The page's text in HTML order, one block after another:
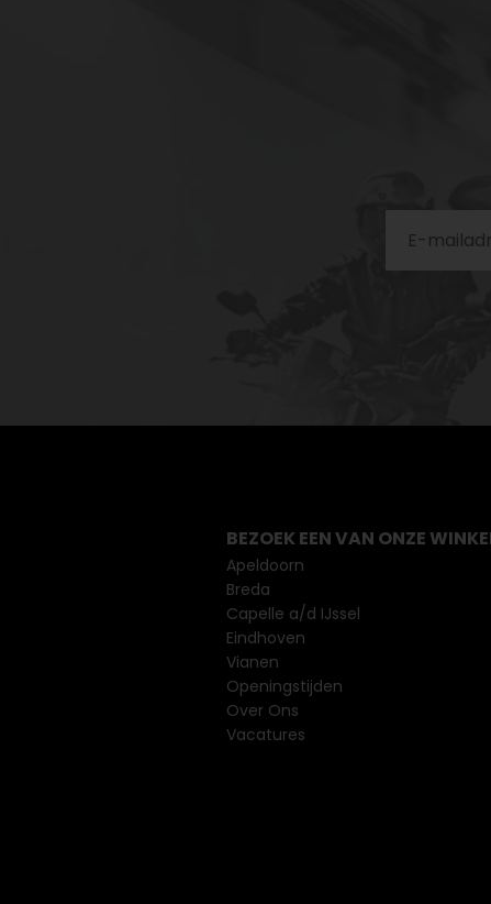
BEZOEK EEN VAN ONZE
Apeldoorn
Breda
Capelle a/d IJssel
Eindhoven
Vianen
Openingstijden
Over Ons
Vacatures